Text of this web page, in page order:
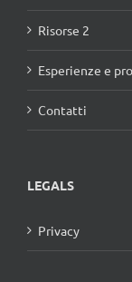
Risorse 2
Esperienze e
Contatti
LEGALS
Privacy